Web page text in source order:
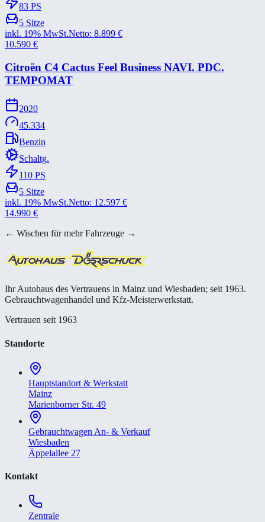
83 PS
5 Sitze
inkl. 19% MwSt.Netto: 8.899 €
10.590 €
Citroën C4 Cactus Feel Business NAVI. PDC.
TEMPOMAT
2020
45.334
Benzin
Schaltg.
110 PS
5 Sitze
inkl. 19% MwSt.Netto: 12.597 €
14.990 €
← Wischen für mehr Fahrzeuge →
Ihr Autohaus des Vertrauens in Mainz und Wiesbaden; seit 1963.
Gebrauchtwagenhandel und Kfz-Meisterwerkstatt.
Vertrauen seit 1963
Standorte
Hauptstandort & Werkstatt
Mainz
Marienborner Str. 49
Gebrauchtwagen An- & Verkauf
Wiesbaden
Äppelallee 27
Kontakt
Zentrale